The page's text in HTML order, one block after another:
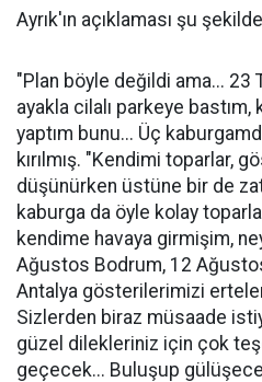
Ayrık'ın açıklaması şu
"Plan böyle değildi ama... 23
ayakla cilalı parkeye bastım,
yaptım bunu... Üç
kırılmış. "Kendimi toparlar,
düşünürken üstüne bir de
kaburga da öyle kolay
kendime havaya girmişim,
Ağustos Bodrum, 12
Antalya gösterilerimizi
Sizlerden biraz müsaade
güzel dilekleriniz için çok
geçecek... Buluşup